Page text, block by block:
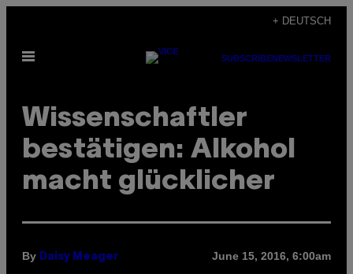
content
+ DEUTSCH
Open
SUBSCRIBENEWSLETTER
Wissenschaftler
bestätigen: Alkohol
macht glücklicher
By Daisy Meager June 15, 2016, 6:00am